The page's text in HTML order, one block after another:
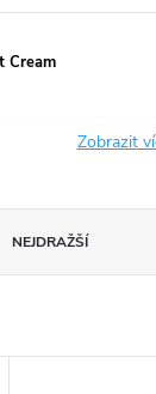
Cream
Zobrazit
NEJDRAŽŠÍ